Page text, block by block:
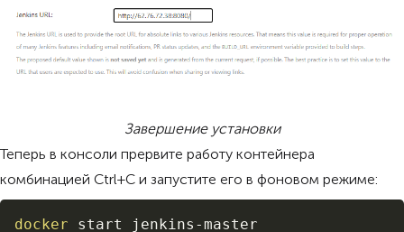
Завершение установки
Теперь в консоли прервите работу контейнера
комбинацией Ctrl+С и запустите его в фоновом режиме:
docker start jenkins-master